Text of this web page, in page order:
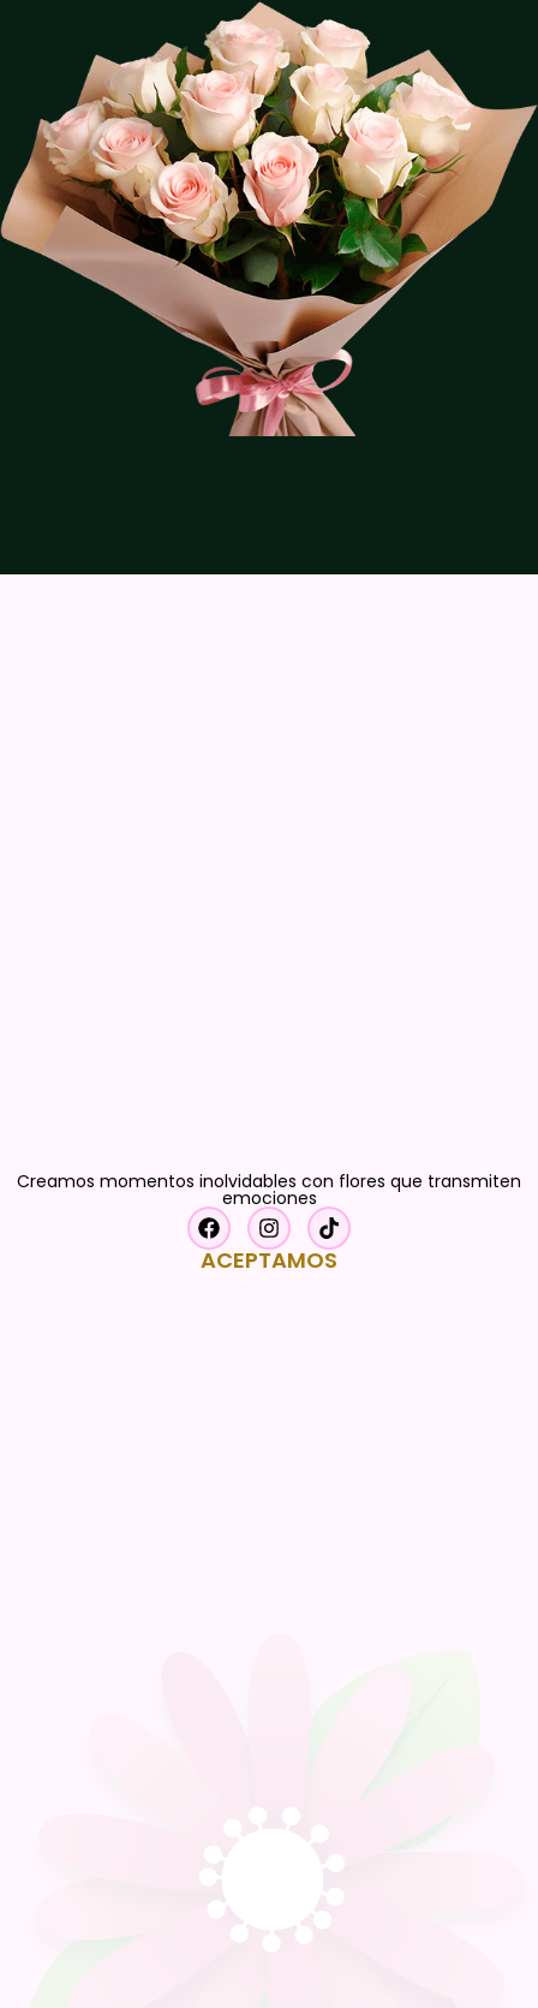
Creamos momentos inolvidables con flores que transmiten
emociones
ACEPTAMOS